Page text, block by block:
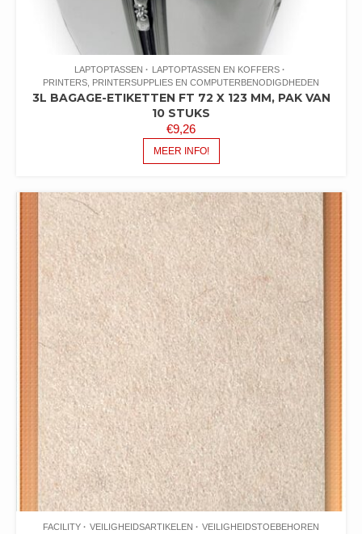
LAPTOPTASSEN
LAPTOPTASSEN EN KOFFERS
PRINTERS, PRINTERSUPPLIES EN COMPUTERBENODIGDHEDEN
3L BAGAGE-ETIKETTEN FT 72 X 123 MM, PAK VAN
10 STUKS
€9,26
MEER INFO!
FACILITY VEILIGHEIDSARTIKELEN VEILIGHEIDSTOEBEHOREN